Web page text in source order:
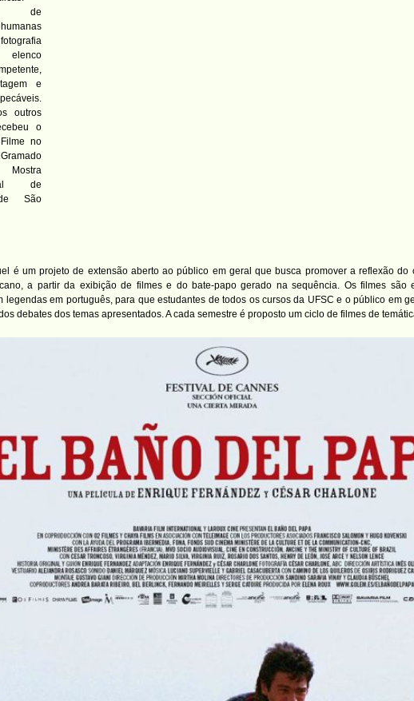
de
elenco
e
outros
o
no
de
São
é um projeto de extensão aberto ao público em geral que busca promover a reflexão do
a partir da exibição de filmes e do bate-papo gerado na sequência. Os filmes são
legendas em português, para que estudantes de todos os cursos da UFSC e o público em
debates dos temas apresentados. A cada semestre é proposto um ciclo de filmes de